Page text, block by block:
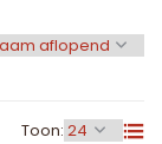
Toon: